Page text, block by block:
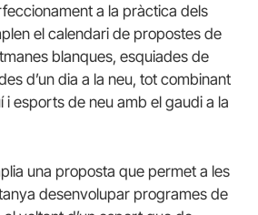
a la pràctica dels
el calendari de propostes de
blanques, esquiades de
d’un dia a la neu, tot combinant
i esports de neu amb el gaudi a la
una proposta que permet a les
desenvolupar programes de